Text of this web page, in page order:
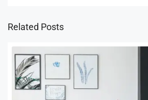
Related Posts